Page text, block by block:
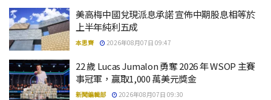
美高梅中國兌現派息承諾 宣佈中期股息相等於
上半年純利五成
本思齊 2026年08月07日 09:47
22 歲 Lucas Jumalon 勇奪 2026 年 WSOP 主賽
事冠軍，贏取1,000 萬美元獎金
新聞編輯部 2026年08月07日 09:30